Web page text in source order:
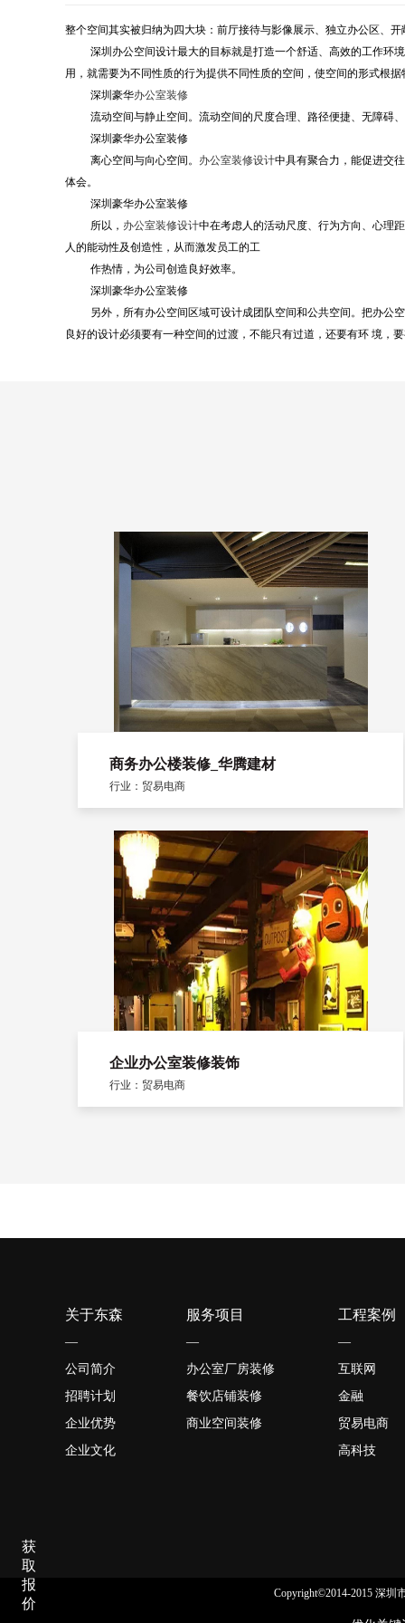
整个空间其实被归纳为四大块：前厅接待与影像展示、独立办公区、
深圳办公空间设计最大的目标就是打造一个舒适、高效的工作环
用，就需要为不同性质的行为提供不同性质的空间，使空间的形式根
深圳豪华办公室装修
流动空间与静止空间。流动空间的尺度合理、路径便捷、无障碍
深圳豪华办公室装修
离心空间与向心空间。 办公室装修设计中具有聚合力，能促进交
体会。
深圳豪华办公室装修
所以， 办公室装修设计中在考虑人的活动尺度、行为方向、心理
人的能动性及创造性，从而激发员工的工
作热情，为公司创造良好效率。
深圳豪华办公室装修
另外，所有办公空间区域可设计成团队空间和公共空间。把办公
良好的设计必须要有一种空间的过渡，不能只有过道，还要有环 境，
商务办公楼装修_华腾建材
行业：贸易电商
企业办公室装修装饰
行业：贸易电商
关于东森
—
公司简介
招聘计划
企业优势
企业文化
服务项目
—
办公室厂房装修
餐饮店铺装修
商业空间装修
工程案例
—
互联网
金融
贸易电商
高科技
Copyright©2014-2015 深圳
获
取
报
价